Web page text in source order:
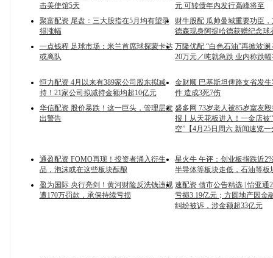
击美使馆5天
元 可转债年内发行高峰将至
聚富配资 尾盘：三大股指在5月均有望录
得涨幅
财牛股配 瓜帅曼城重要功臣
德森现身阿提哈德获赠纪念球
一点钱程 足球市场：米兰首席球探蒙卡达
或离队
万隆优配 “白色石油”再掀波
20万元／吨就急跌 业内称跌
恒力配资 4月以来有389家公司股东拟减
持！21家公司拟减持金额均超10亿元
金财顺 巴基斯坦俾路支省发
件 造成3死7伤
华信配资 股价暴跌！这一巨头，管理层发
出警告
盛多网 73岁老人被85岁室友
报丨从天花板进入！一金店被
空”【4月25日周六 新闻速览
通盈配资 FOMO再现！投资者涌入衍生
品，泡沫或在这些板块酝酿
星火牛 午评：创业板指跌近
半导体等板块走低，石油等板
盈为国际 央行亮剑！黄河财险反洗钱违规
遭170万罚款，承保持续亏损
速配资 债市公告精选 | 怡亚通
亏损3.19亿元；方圆地产因金
纠纷被诉，涉金额超33亿元